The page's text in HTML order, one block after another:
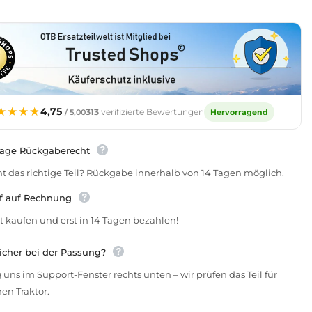
erhöhen
4,75 / 5,00313verifizierte Bewertungen Hervorragend
Rückgaberecht
das richtige Teil? Rückgabe innerhalb von 14 Tagen möglich.
auf Rechnung
kaufen und erst in 14 Tagen bezahlen!
bei der Passung?
uns im Support-Fenster rechts unten – wir prüfen das Teil für
Traktor.